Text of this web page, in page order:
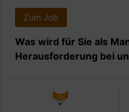
Zum Job
Was wird für Sie als
Herausforderung bei